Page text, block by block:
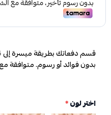
بدون فوائد أو رسوم. متوافقة
اختر لون*